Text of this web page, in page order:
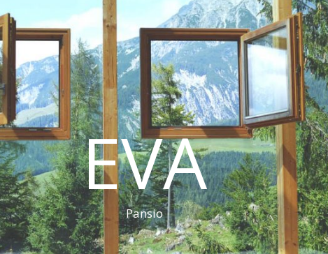
EVA
Pansio